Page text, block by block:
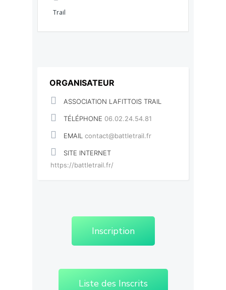
Trail
ORGANISATEUR
ASSOCIATION LAFITTOIS TRAIL
TÉLÉPHONE 06.02.24.54.81
EMAIL contact@battletrail.fr
SITE INTERNET
https://battletrail.fr/
Inscription
Liste des Inscrits